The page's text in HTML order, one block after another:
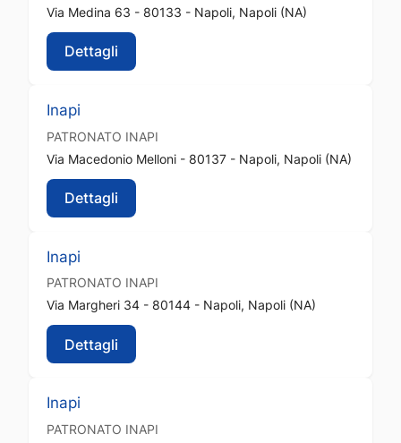
Via Medina 63 - 80133 - Napoli, Napoli (NA)
Dettagli
Inapi
PATRONATO INAPI
Via Macedonio Melloni - 80137 - Napoli, Napoli (NA)
Dettagli
Inapi
PATRONATO INAPI
Via Margheri 34 - 80144 - Napoli, Napoli (NA)
Dettagli
Inapi
PATRONATO INAPI